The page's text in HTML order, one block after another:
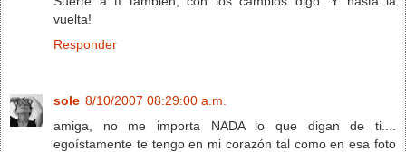
vuelta!
Responder
sole 8/10/2007 08:29:00 a.m.
amiga, no me importa NADA lo que digan de ti....
egoístamente te tengo en mi corazón tal como en esa foto